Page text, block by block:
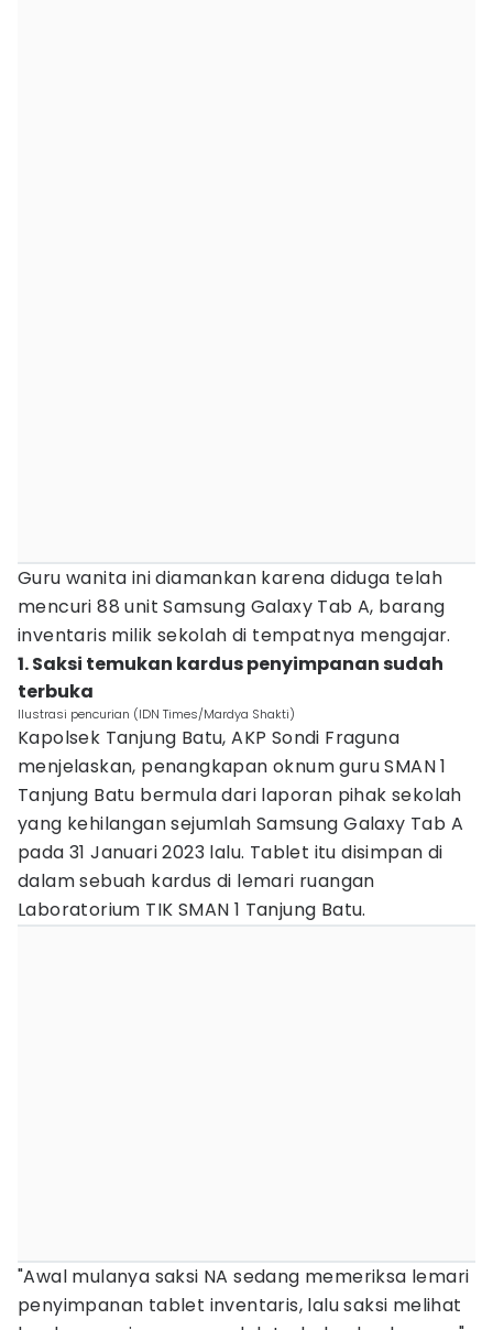
Guru wanita ini diamankan karena diduga telah
mencuri 88 unit Samsung Galaxy Tab A, barang
inventaris milik sekolah di tempatnya mengajar.
1. Saksi temukan kardus penyimpanan sudah
terbuka
Ilustrasi pencurian (IDN Times/Mardya Shakti)
Kapolsek Tanjung Batu, AKP Sondi Fraguna
menjelaskan, penangkapan oknum guru SMAN 1
Tanjung Batu bermula dari laporan pihak sekolah
yang kehilangan sejumlah Samsung Galaxy Tab A
pada 31 Januari 2023 lalu. Tablet itu disimpan di
dalam sebuah kardus di lemari ruangan
Laboratorium TIK SMAN 1 Tanjung Batu.
"Awal mulanya saksi NA sedang memeriksa lemari
penyimpanan tablet inventaris, lalu saksi melihat